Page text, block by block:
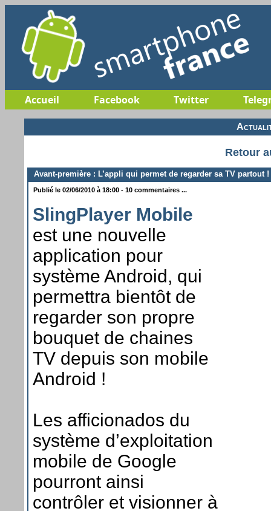
Accueil Facebook Twitter
Retour
Avant-première : L’appli qui permet de regarder sa TV partout !
Publié le 02/06/2010 à 18:00 - 10 commentaires ...
SlingPlayer Mobile
est une nouvelle
application pour
système Android, qui
permettra bientôt de
regarder son propre
bouquet de chaines
TV depuis son mobile
Android !
Les afficionados du
système d’exploitation
mobile de Google
pourront ainsi
contrôler et visionner à